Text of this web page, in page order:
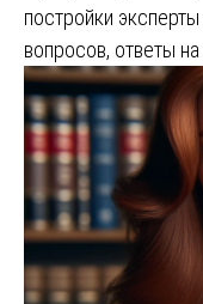
постройки
вопросов, ответы